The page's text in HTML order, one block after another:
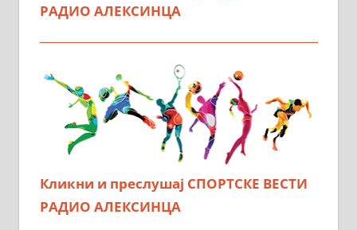
РАДИО АЛЕКСИНЦА
Кликни и преслушај СПОРТСКЕ ВЕСТИ
РАДИО АЛЕКСИНЦА